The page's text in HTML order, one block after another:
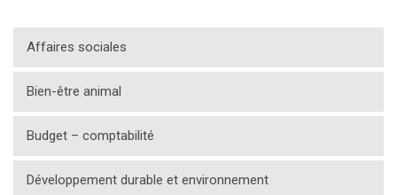
Affaires sociales
Bien-être animal
Budget – comptabilité
Développement durable et environnement